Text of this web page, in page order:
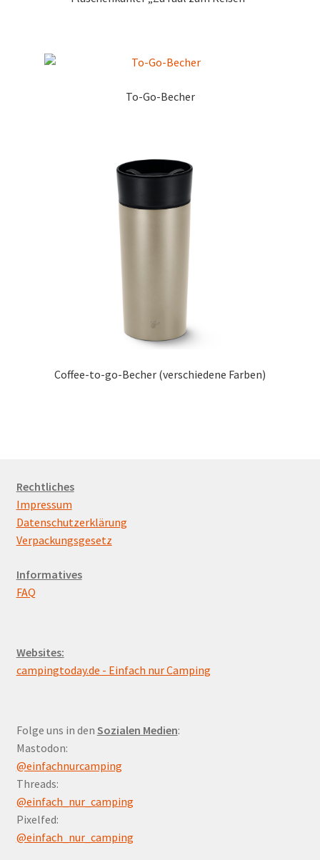
To-Go-Becher
Coffee-to-go-Becher (verschiedene Farben)
Rechtliches
Impressum
Datenschutzerklärung
Verpackungsgesetz
Informatives
FAQ
Websites:
campingtoday.de - Einfach nur Camping
Folge uns in den Sozialen Medien:
Mastodon:
@einfachnurcamping
Threads:
@einfach_nur_camping
Pixelfed:
@einfach_nur_camping